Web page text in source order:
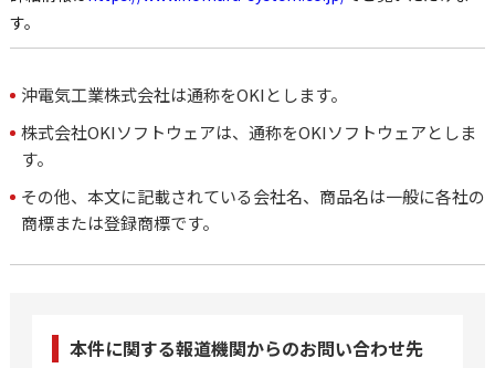
す。
沖電気工業株式会社は通称をOKIとします。
株式会社OKIソフトウェアは、通称をOKIソフトウェアとしま
す。
その他、本文に記載されている会社名、商品名は一般に各社の
商標または登録商標です。
本件に関する報道機関からのお問い合わせ先